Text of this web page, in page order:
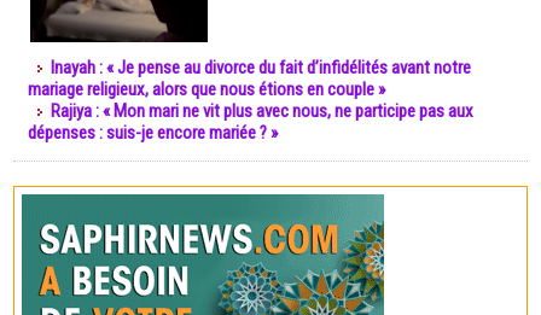
Inayah : « Je pense au divorce du fait d’infidélités avant notre
mariage religieux, alors que nous étions en couple »
Rajiya : « Mon mari ne vit plus avec nous, ne participe pas aux
dépenses : suis-je encore mariée ? »